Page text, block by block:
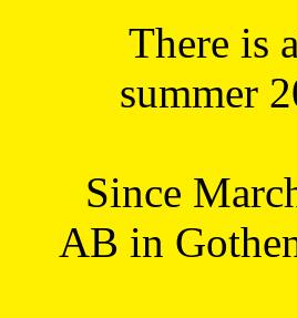
There is
summer
Since
AB in